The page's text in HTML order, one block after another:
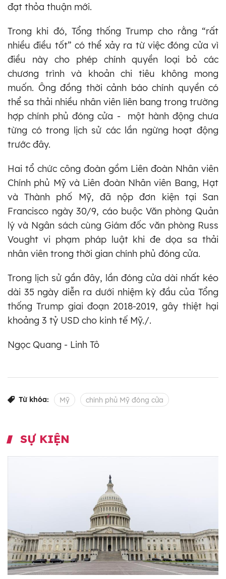
đạt thỏa thuận mới.
Trong khi đó, Tổng thống Trump cho rằng “rất
nhiều điều tốt” có thể xảy ra từ việc đóng cửa vì
điều này cho phép chính quyền loại bỏ các
chương trình và khoản chi tiêu không mong
muốn. Ông đồng thời cảnh báo chính quyền có
thể sa thải nhiều nhân viên liên bang trong trường
hợp chính phủ đóng cửa - một hành động chưa
từng có trong lịch sử các lần ngừng hoạt động
trước đây.
Hai tổ chức công đoàn gồm Liên đoàn Nhân viên
Chính phủ Mỹ và Liên đoàn Nhân viên Bang, Hạt
và Thành phố Mỹ, đã nộp đơn kiện tại San
Francisco ngày 30/9, cáo buộc Văn phòng Quản
lý và Ngân sách cùng Giám đốc văn phòng Russ
Vought vi phạm pháp luật khi đe dọa sa thải
nhân viên trong thời gian chính phủ đóng cửa.
Trong lịch sử gần đây, lần đóng cửa dài nhất kéo
dài 35 ngày diễn ra dưới nhiệm kỳ đầu của Tổng
thống Trump giai đoạn 2018-2019, gây thiệt hại
khoảng 3 tỷ USD cho kinh tế Mỹ./.
Ngọc Quang - Linh Tô
Từ khóa: Mỹ chính phủ Mỹ đóng cửa
SỰ KIỆN